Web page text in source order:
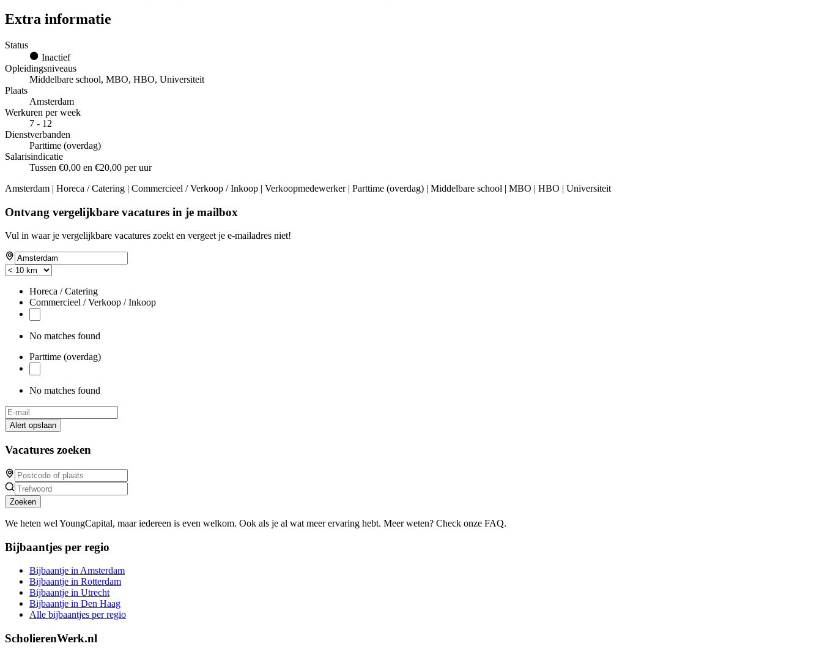
Extra informatie
Status
Inactief
Opleidingsniveaus
Middelbare school, MBO, HBO, Universiteit
Plaats
Amsterdam
Werkuren per week
7 - 12
Dienstverbanden
Parttime (overdag)
Salarisindicatie
Tussen €0,00 en €20,00 per uur
Amsterdam | Horeca / Catering | Commercieel / Verkoop / Inkoop | Verkoopmedewerker | Parttime (overdag) | Middelbare school | MBO | HBO | Universiteit
Ontvang vergelijkbare vacatures in je mailbox
Vul in waar je vergelijkbare vacatures zoekt en vergeet je e-mailadres niet!
Horeca / Catering
Commercieel / Verkoop / Inkoop
No matches found
Parttime (overdag)
No matches found
Alert opslaan
Vacatures zoeken
Zoeken
We heten wel YoungCapital, maar iedereen is even welkom. Ook als je al wat meer ervaring hebt. Meer weten? Check onze FAQ.
Bijbaantjes per regio
Bijbaantje in Amsterdam
Bijbaantje in Rotterdam
Bijbaantje in Utrecht
Bijbaantje in Den Haag
Alle bijbaantjes per regio
ScholierenWerk.nl